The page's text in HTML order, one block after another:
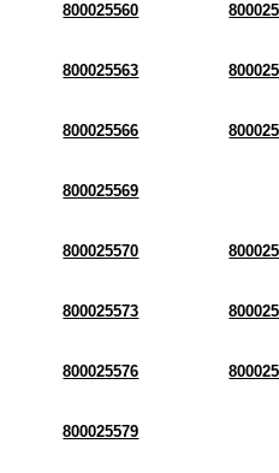
800025560
800025563
800025566
800025569
800025570
800025573
800025576
800025579